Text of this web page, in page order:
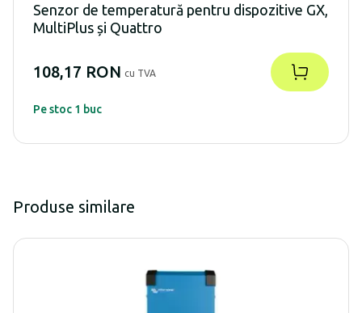
Senzor de temperatură pentru dispozitive GX,
MultiPlus și Quattro
108,17 RON cu TVA
Pe stoc 1 buc
Produse similare